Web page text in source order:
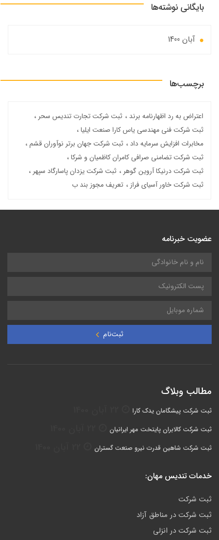
بایگانی نوشته‌ها
آبان 1400
برچسب‌ها
اعتراض به رد اظهارنامه برند
ثبت شرکت تجارت تندیس سحر
ثبت شرکت فنی مهندسی یاس کارا صنعت ایلیا
مخابرات افزایش سرمایه داد
ثبت شرکت جهان برتر نوآوران قشم
ثبت شرکت تضامنی صرافی کامران کاظمیان و شرکا
ثبت شرکت درنیکا آروین گوهر
ثبت شرکت یزدان پاسارگاد سپهر
ثبت شرکت خاور آسیای فراز
تعریف مجوز بند ب
عضویت خبرنامه
ثبت‌نام
مطالب وبلاگ
ثبت شرکت پیشگامان یدک کارا
ثبت شرکت کالابران پایتخت مهر ایرانیان
ثبت شرکت شاهین قدرت نیرو صنعت گستران
خدمات تندیس مهان:
ثبت شرکت
ثبت شرکت در مناطق آزاد
ثبت شرکت در انزلی